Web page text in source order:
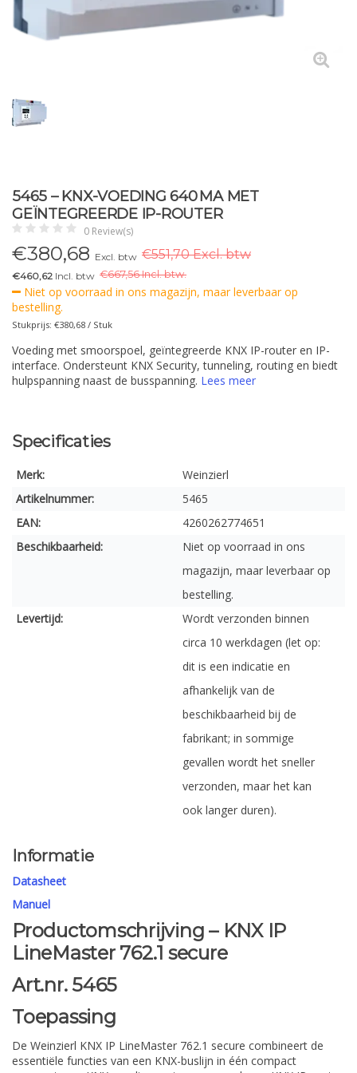
5465 – KNX-VOEDING 640 MA MET
GEÏNTEGREERDE IP-ROUTER
0 Review(s)
€380,68 Excl. btw €551,70 Excl. btw
€460,62 Incl. btw €667,56 Incl. btw.
Niet op voorraad in ons magazijn, maar leverbaar op
bestelling.
Stukprijs: €380,68 / Stuk
Voeding met smoorspoel, geïntegreerde KNX IP-router en IP-
interface. Ondersteunt KNX Security, tunneling, routing en biedt
hulpspanning naast de busspanning. Lees meer
Specificaties
Merk:
Weinzierl
Artikelnummer:
5465
EAN:
4260262774651
Beschikbaarheid:
Niet op voorraad in ons
magazijn, maar leverbaar op
bestelling.
Levertijd:
Wordt verzonden binnen
circa 10 werkdagen (let op:
dit is een indicatie en
afhankelijk van de
beschikbaarheid bij de
fabrikant; in sommige
gevallen wordt het sneller
verzonden, maar het kan
ook langer duren).
Informatie
Datasheet
Manuel
Productomschrijving – KNX IP
LineMaster 762.1 secure
Art.nr. 5465
Toepassing
De Weinzierl KNX IP LineMaster 762.1 secure combineert de
essentiële functies van een KNX-buslijn in één compact